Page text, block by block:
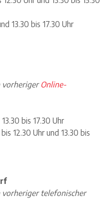
13.30 bis 17.30 Uhr
vorheriger Online-
bis 17.30 Uhr
12.30 Uhr und 13.30 bis
vorheriger telefonischer